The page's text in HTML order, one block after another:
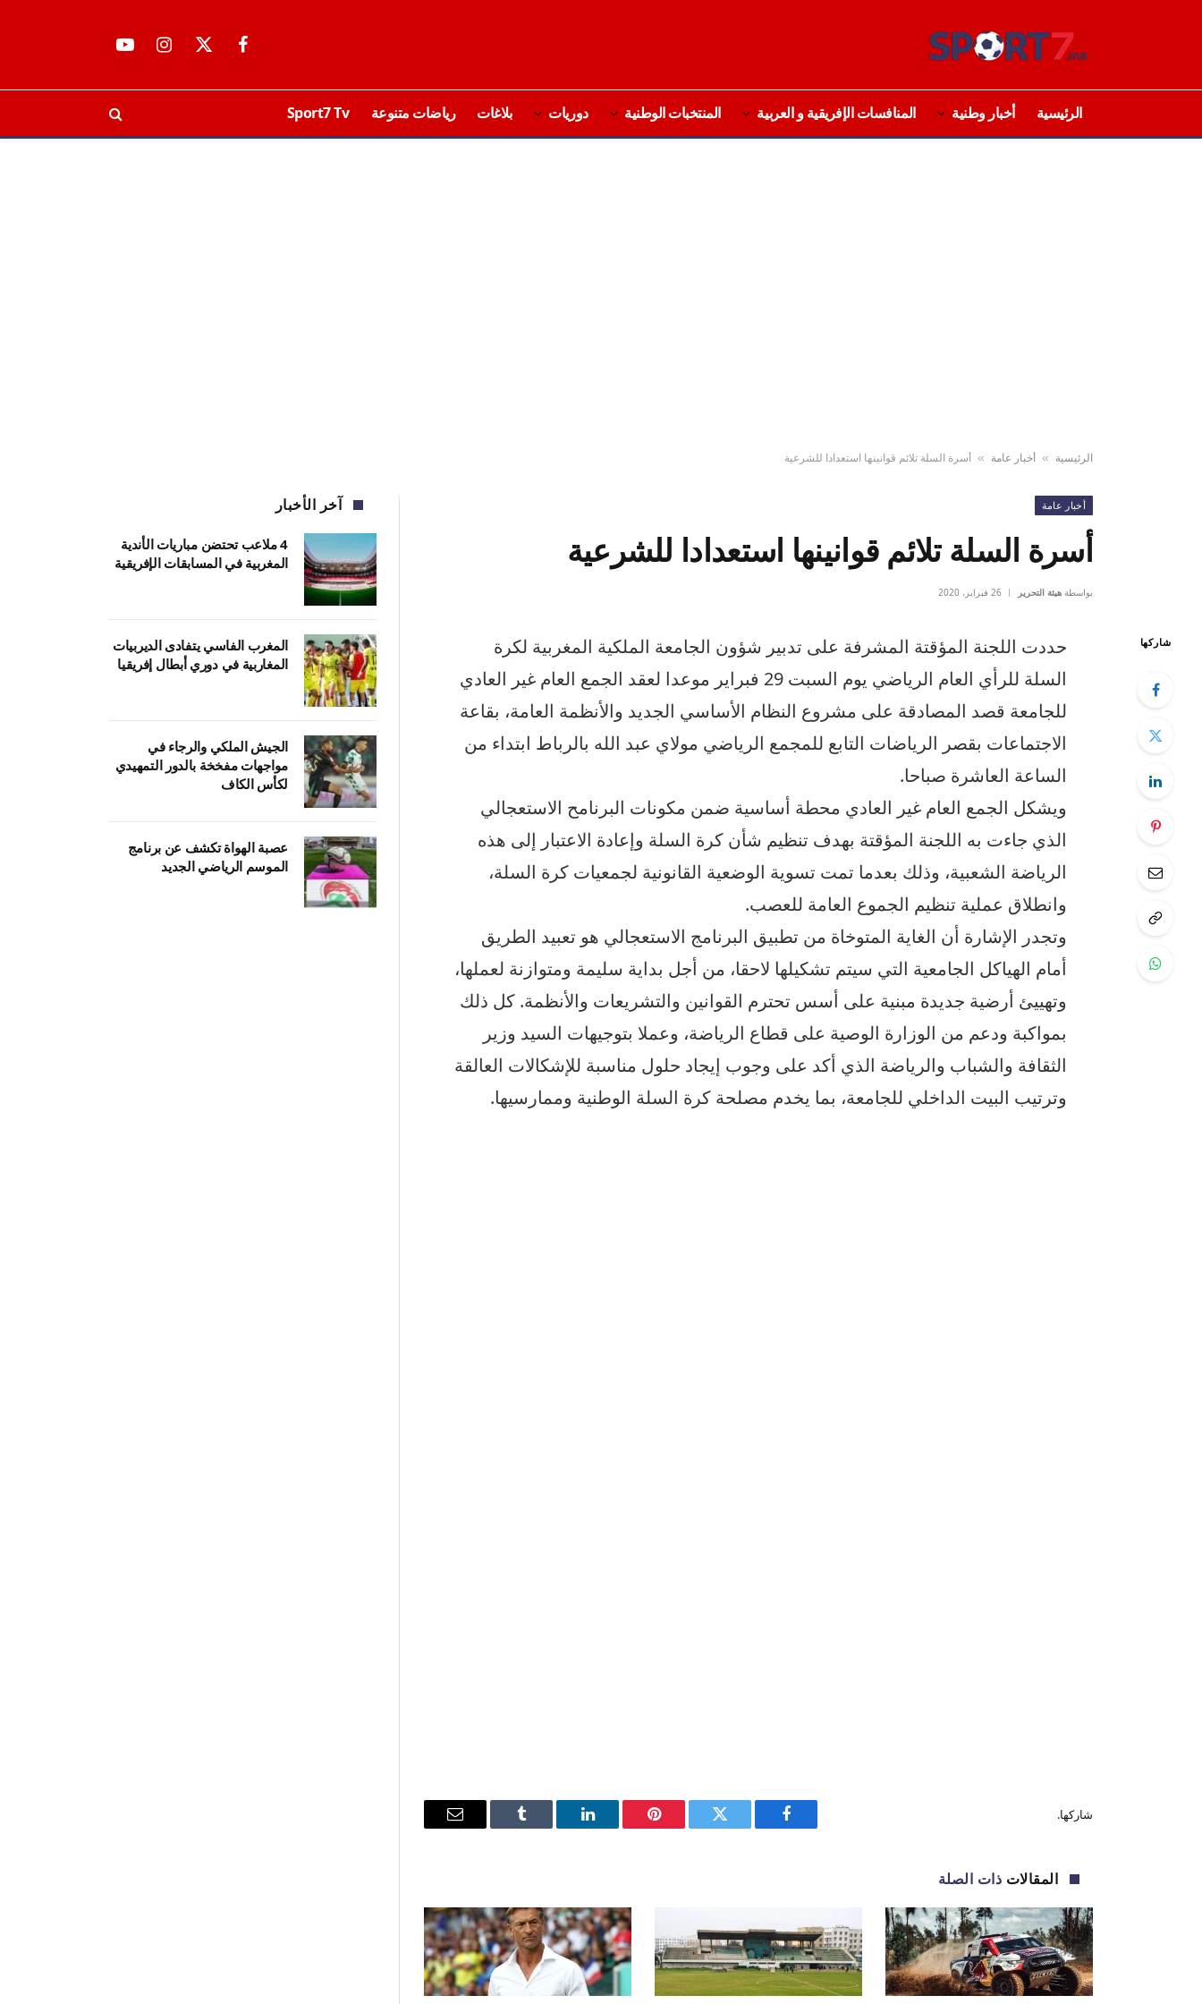
فيسبوكX
الانستغراميوتيوب
الرئيسية أخبار وطنية المنافسات الإفريقية و العربية المنتخبات الوطنية دوريات بلاغات رياضات متنوعة Sport7 Tv
الرئيسية » أخبار عامة » أسرة السلة تلائم قوانينها استعدادا للشرعية
أخبار عامة
أسرة السلة تلائم قوانينها استعدادا للشرعية
بواسطة هيئة التحرير 26 فبراير، 2020
شاركها
حددت اللجنة المؤقتة المشرفة على تدبير شؤون الجامعة الملكية المغربية لكرة
السلة للرأي العام الرياضي يوم السبت 29 فبراير موعدا لعقد الجمع العام غير العادي
للجامعة قصد المصادقة على مشروع النظام الأساسي الجديد والأنظمة العامة، بقاعة
الاجتماعات بقصر الرياضات التابع للمجمع الرياضي مولاي عبد الله بالرباط ابتداء من
الساعة العاشرة صباحا.
ويشكل الجمع العام غير العادي محطة أساسية ضمن مكونات البرنامح الاستعجالي
الذي جاءت به اللجنة المؤقتة بهدف تنظيم شأن كرة السلة وإعادة الاعتبار إلى هذه
الرياضة الشعبية، وذلك بعدما تمت تسوية الوضعية القانونية لجمعيات كرة السلة،
وانطلاق عملية تنظيم الجموع العامة للعصب.
وتجدر الإشارة أن الغاية المتوخاة من تطبيق البرنامج الاستعجالي هو تعبيد الطريق
أمام الهياكل الجامعية التي سيتم تشكيلها لاحقا، من أجل بداية سليمة ومتوازنة لعملها،
وتهييئ أرضية جديدة مبنية على أسس تحترم القوانين والتشريعات والأنظمة. كل ذلك
بمواكبة ودعم من الوزارة الوصية على قطاع الرياضة، وعملا بتوجيهات السيد وزير
الثقافة والشباب والرياضة الذي أكد على وجوب إيجاد حلول مناسبة للإشكالات العالقة
وترتيب البيت الداخلي للجامعة، بما يخدم مصلحة كرة السلة الوطنية وممارسيها.
شاركها.
فيسبوك
تويتر بينتيريستلينكدإن Tumblr
البريد
المقالات ذات الصلة
آخر الأخبار
4 ملاعب تحتضن مباريات الأندية
المغربية في المسابقات الإفريقية
المغرب الفاسي يتفادى الديربيات
المغاربية في دوري أبطال إفريقيا
الجيش الملكي والرجاء في
مواجهات مفخخة بالدور التمهيدي
لكأس الكاف
عصبة الهواة تكشف عن برنامج
الموسم الرياضي الجديد